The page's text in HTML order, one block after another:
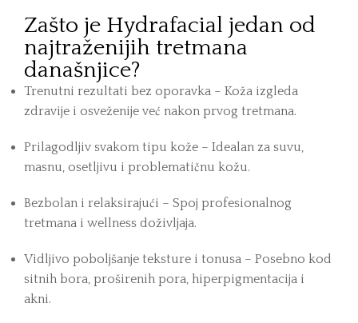
Zašto je Hydrafacial jedan od
najtraženijih tretmana
današnjice?
Trenutni rezultati bez oporavka – Koža izgleda
zdravije i osveženije već nakon prvog tretmana.
Prilagodljiv svakom tipu kože – Idealan za suvu,
masnu, osetljivu i problematičnu kožu.
Bezbolan i relaksirajući – Spoj profesionalnog
tretmana i wellness doživljaja.
Vidljivo poboljšanje teksture i tonusa – Posebno kod
sitnih bora, proširenih pora, hiperpigmentacija i
akni.